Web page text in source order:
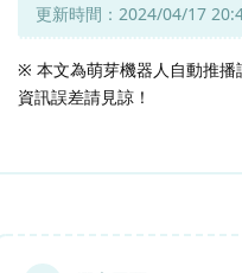
更新時間：2024/04/17
※ 本文為萌芽機器人自動推播
資訊誤差請見諒！